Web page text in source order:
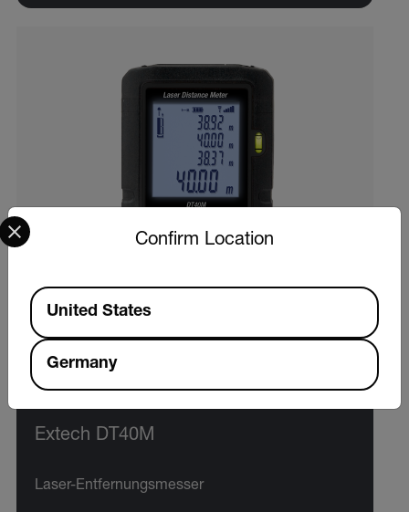
Extech DT40M
Laser-Entfernungsmesser
Confirm Location
Select your preferred country and language from the
Available Locations
United States
Germany